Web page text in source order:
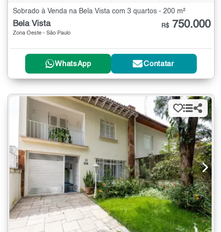
Sobrado à Venda na Bela Vista com 3 quartos - 200 m²
Bela Vista
Zona Oeste - São Paulo
R$ 750.000
WhatsApp Contatar